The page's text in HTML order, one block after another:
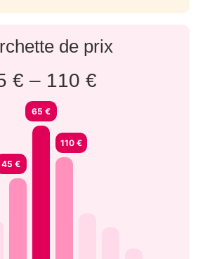
de prix
€ – 110 €
45 €
65 €
110 €